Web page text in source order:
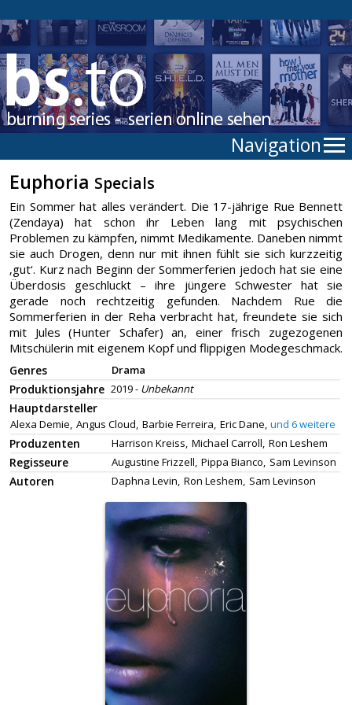
Navigation
Euphoria Specials
Ein Sommer hat alles verändert. Die 17-jährige Rue Bennett
(Zendaya) hat schon ihr Leben lang mit psychischen
Problemen zu kämpfen, nimmt Medikamente. Daneben nimmt
sie auch Drogen, denn nur mit ihnen fühlt sie sich kurzzeitig
‚gut‘. Kurz nach Beginn der Sommerferien jedoch hat sie eine
Überdosis geschluckt – ihre jüngere Schwester hat sie
gerade noch rechtzeitig gefunden. Nachdem Rue die
Sommerferien in der Reha verbracht hat, freundete sie sich
mit Jules (Hunter Schafer) an, einer frisch zugezogenen
Mitschülerin mit eigenem Kopf und flippigen Modegeschmack.
Genres Drama
Produktionsjahre 2019 - Unbekannt
Hauptdarsteller
Alexa Demie, Angus Cloud, Barbie Ferreira, Eric Dane, und 6 weitere
Produzenten Harrison Kreiss, Michael Carroll, Ron Leshem
Regisseure Augustine Frizzell, Pippa Bianco, Sam Levinson
Autoren Daphna Levin, Ron Leshem, Sam Levinson